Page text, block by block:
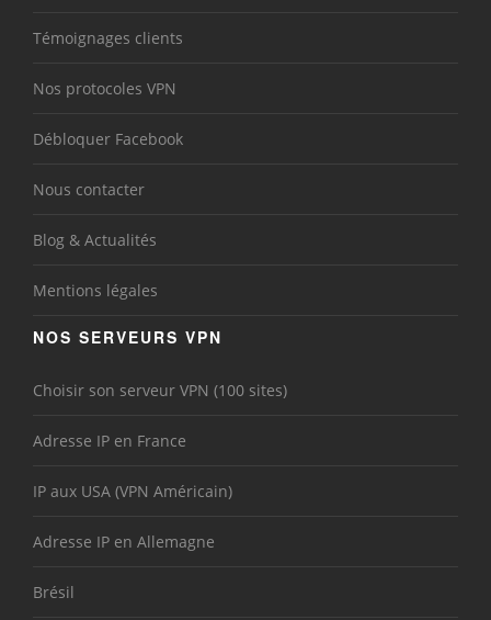
Témoignages clients
Nos protocoles VPN
Débloquer Facebook
Nous contacter
Blog & Actualités
Mentions légales
NOS SERVEURS VPN
Choisir son serveur VPN (100 sites)
Adresse IP en France
IP aux USA (VPN Américain)
Adresse IP en Allemagne
Brésil